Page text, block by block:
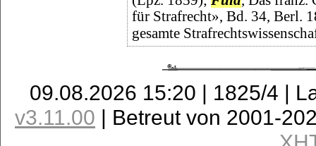
für Strafrecht», Bd. 34, Berl.
gesamte
09.08.2026 15:20 | 1825/4 |
v3.11.00 | Betreut von 2001-